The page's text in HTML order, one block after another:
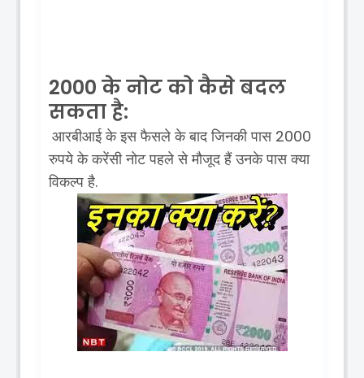
2000 के नोट को कैसे बदल
सकता है:
आरबीआई के इस फैसले के बाद जिनकी पास2000
रुपये के करेंसी नोट पहले से मौजूद हैं उनके पास क्या
विकल्प है.